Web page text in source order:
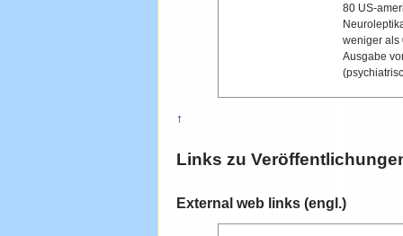
80 US-
weniger als
Ausgabe
↑
Links zu
External web links (engl.)